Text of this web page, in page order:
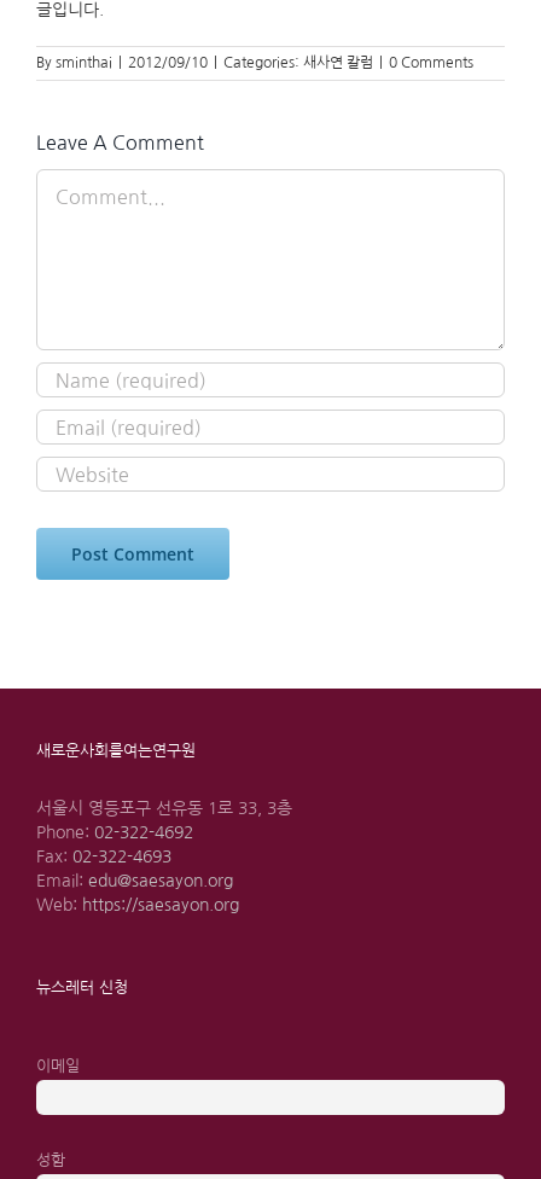
글입니다.
By sminthai 2012/09/10 Categories: 새사연 칼럼 0 Comments
Leave A Comment
새로운사회를여는연구원
서울시 영등포구 선유동 1로 33, 3층
Phone: 02-322-4692
Fax: 02-322-4693
Email: edu@saesayon.org
Web: https://saesayon.org
뉴스레터 신청
이메일
성함